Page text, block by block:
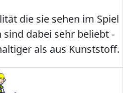
die sie sehen im Spiel
sind dabei sehr beliebt -
als aus Kunststoff.